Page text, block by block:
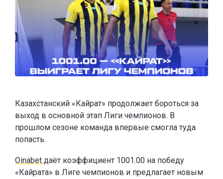
Казахстанский «Кайрат» продолжает бороться за
выход в основной этап Лиги чемпионов. В
прошлом сезоне команда впервые смогла туда
попасть.
Oinabet даёт коэффициент 1001.00 на победу
«Кайрата» в Лиге чемпионов и предлагает новым